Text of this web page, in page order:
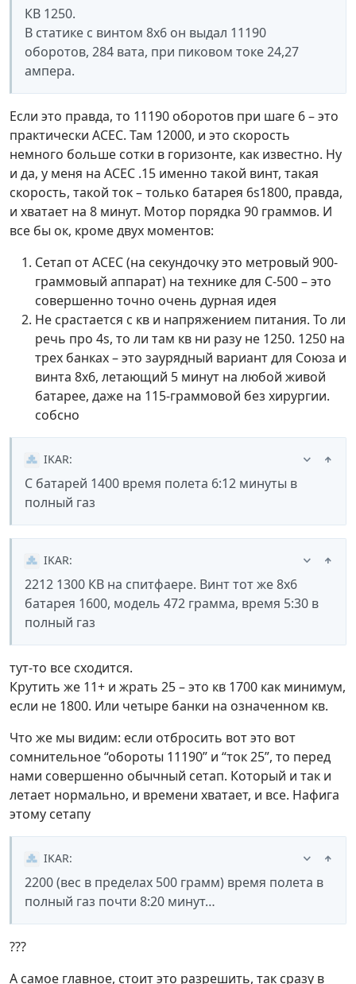
КВ 1250.
В статике с винтом 8х6 он выдал 11190
оборотов, 284 вата, при пиковом токе 24,27
ампера.
Если это правда, то 11190 оборотов при шаге 6 – это
практически АСЕС. Там 12000, и это скорость
немного больше сотки в горизонте, как известно. Ну
и да, у меня на АСЕС .15 именно такой винт, такая
скорость, такой ток – только батарея 6s1800, правда,
и хватает на 8 минут. Мотор порядка 90 граммов. И
все бы ок, кроме двух моментов:
Сетап от АСЕС (на секундочку это метровый 900-
граммовый аппарат) на технике для С-500 – это
совершенно точно очень дурная идея
Не срастается с кв и напряжением питания. То ли
речь про 4s, то ли там кв ни разу не 1250. 1250 на
трех банках – это заурядный вариант для Союза и
винта 8х6, летающий 5 минут на любой живой
батарее, даже на 115-граммовой без хирургии.
собсно
IKAR:
С батарей 1400 время полета 6:12 минуты в
полный газ
IKAR:
2212 1300 КВ на спитфаере. Винт тот же 8х6
батарея 1600, модель 472 грамма, время 5:30 в
полный газ
тут-то все сходится.
Крутить же 11+ и жрать 25 – это кв 1700 как минимум,
если не 1800. Или четыре банки на означенном кв.
Что же мы видим: если отбросить вот это вот
сомнительное “обороты 11190” и “ток 25”, то перед
нами совершенно обычный сетап. Который и так и
летает нормально, и времени хватает, и все. Нафига
этому сетапу
IKAR:
2200 (вес в пределах 500 грамм) время полета в
полный газ почти 8:20 минут…
???
А самое главное, стоит это разрешить, так сразу в